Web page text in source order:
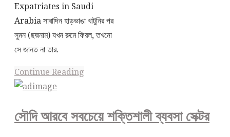
Expatriates in Saudi
Arabia সারাদিন হাড়ভাঙা খাটুনির পর
সুমন (ছদ্মনাম) যখন রুমে ফিরল, তখনো
সে জানত না তার.
Continue Reading
সৌদি আরবে সবচেয়ে শক্তিশালী ব্যবসা সেক্টর